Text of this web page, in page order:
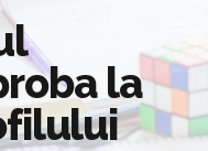
la